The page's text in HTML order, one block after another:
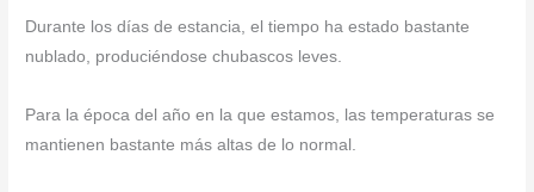
Durante los días de estancia, el tiempo ha estado bastante
nublado, produciéndose chubascos leves.
Para la época del año en la que estamos, las temperaturas se
mantienen bastante más altas de lo normal.